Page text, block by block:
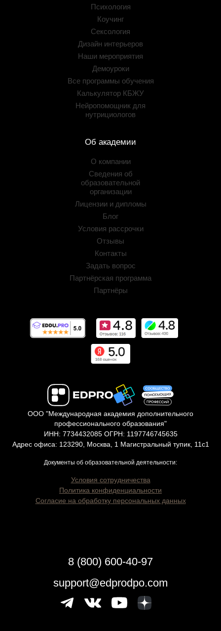
Психология
Коучинг
Сексология
Дизайн интерьеров
Наши мероприятия
Демоуроки
Все программы обучения
Калькулятор КБЖУ
Нейропомощник для
нутрициологов
Об академии
О компании
Сведения об
образовательной
организации
Лицензии и дипломы
Блог
Условия рассрочки
Отзывы
Контакты
Задать вопрос
Партнёрская программа
Партнёры
ООО "Международная академия дополнительного
профессионального образования"
ИНН: 7734432085 ОГРН: 1197746745635
Адрес офиса: 123290, Москва, 1 Магистральный тупик, 11с1
Документы об образовательной деятельности:
Условия сотрудничества
Политика конфиденциальности
Согласие на обработку персональных данных
8 (800) 600-40-97
support@edprodpo.com